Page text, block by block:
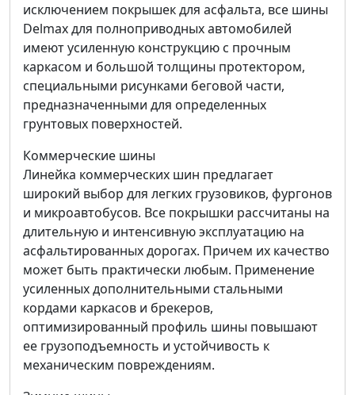
исключением покрышек для асфальта, все шины
Delmax для полноприводных автомобилей
имеют усиленную конструкцию с прочным
каркасом и большой толщины протектором,
специальными рисунками беговой части,
предназначенными для определенных
грунтовых поверхностей.
Коммерческие шины
Линейка коммерческих шин предлагает
широкий выбор для легких грузовиков, фургонов
и микроавтобусов. Все покрышки рассчитаны на
длительную и интенсивную эксплуатацию на
асфальтированных дорогах. Причем их качество
может быть практически любым. Применение
усиленных дополнительными стальными
кордами каркасов и брекеров,
оптимизированный профиль шины повышают
ее грузоподъемность и устойчивость к
механическим повреждениям.